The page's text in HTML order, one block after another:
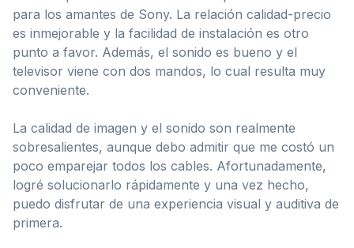
para los amantes de Sony. La relación calidad-precio
es inmejorable y la facilidad de instalación es otro
punto a favor. Además, el sonido es bueno y el
televisor viene con dos mandos, lo cual resulta muy
conveniente.
La calidad de imagen y el sonido son realmente
sobresalientes, aunque debo admitir que me costó un
poco emparejar todos los cables. Afortunadamente,
logré solucionarlo rápidamente y una vez hecho,
puedo disfrutar de una experiencia visual y auditiva de
primera.